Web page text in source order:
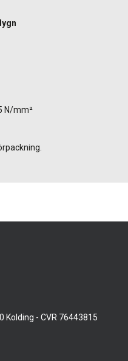
N/mm²
Kolding - CVR 76443815